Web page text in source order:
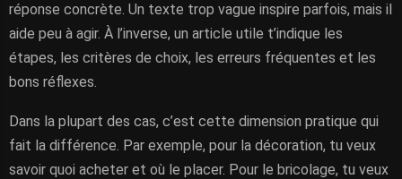
réponse concrète. Un texte trop vague inspire parfois, mais il
aide peu à agir. À l’inverse, un article utile t’indique les
étapes, les critères de choix, les erreurs fréquentes et les
bons réflexes.
Dans la plupart des cas, c’est cette dimension pratique qui
fait la différence. Par exemple, pour la décoration, tu veux
savoir quoi acheter et où le placer. Pour le bricolage, tu veux